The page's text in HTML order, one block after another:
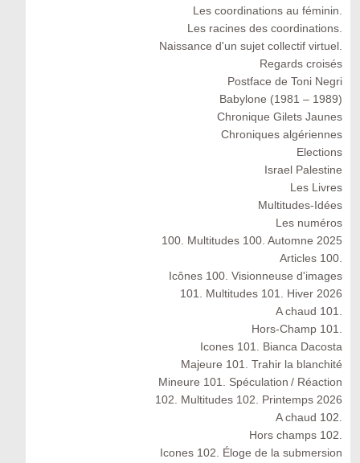
Les coordinations au féminin.
Les racines des coordinations.
Naissance d'un sujet collectif virtuel.
Regards croisés
Postface de Toni Negri
Babylone (1981 – 1989)
Chronique Gilets Jaunes
Chroniques algériennes
Elections
Israel Palestine
Les Livres
Multitudes-Idées
Les numéros
100. Multitudes 100. Automne 2025
Articles 100.
Icônes 100. Visionneuse d'images
101. Multitudes 101. Hiver 2026
A chaud 101.
Hors-Champ 101.
Icones 101. Bianca Dacosta
Majeure 101. Trahir la blanchité
Mineure 101. Spéculation / Réaction
102. Multitudes 102. Printemps 2026
A chaud 102.
Hors champs 102.
Icones 102. Éloge de la submersion